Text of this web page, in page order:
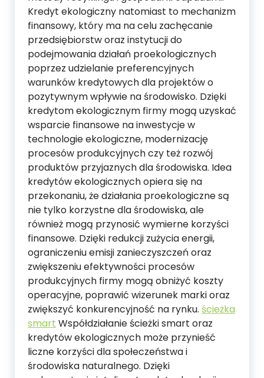
Kredyt ekologiczny natomiast to mechanizm
finansowy, który ma na celu zachęcanie
przedsiębiorstw oraz instytucji do
podejmowania działań proekologicznych
poprzez udzielanie preferencyjnych
warunków kredytowych dla projektów o
pozytywnym wpływie na środowisko. Dzięki
kredytom ekologicznym firmy mogą uzyskać
wsparcie finansowe na inwestycje w
technologie ekologiczne, modernizację
procesów produkcyjnych czy też rozwój
produktów przyjaznych dla środowiska. Idea
kredytów ekologicznych opiera się na
przekonaniu, że działania proekologiczne są
nie tylko korzystne dla środowiska, ale
również mogą przynosić wymierne korzyści
finansowe. Dzięki redukcji zużycia energii,
ograniczeniu emisji zanieczyszczeń oraz
zwiększeniu efektywności procesów
produkcyjnych firmy mogą obniżyć koszty
operacyjne, poprawić wizerunek marki oraz
zwiększyć konkurencyjność na rynku. ścieżka
smart Współdziałanie ścieżki smart oraz
kredytów ekologicznych może przynieść
liczne korzyści dla społeczeństwa i
środowiska naturalnego. Dzięki